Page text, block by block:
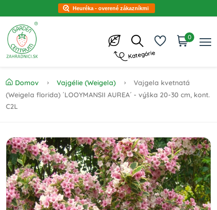
Heuréka - overené zákazníkmi
Kategórie
0
Domov Vajgélie (Weigela)
Vajgela kvetnatá
(Weigela florida) ´LOOYMANSII AUREA´ - výška 20-30 cm, kont.
C2L